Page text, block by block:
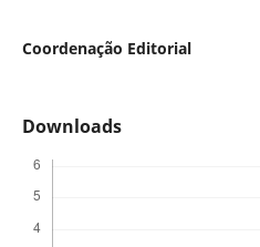
Coordenação Editorial
Downloads